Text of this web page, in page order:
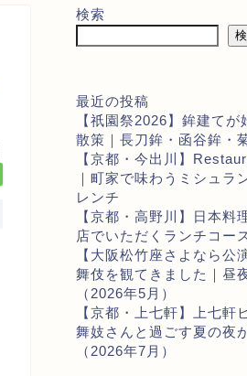
検索
最近の投稿
【祇園祭2026】鉾建て
散策｜長刀鉾・函谷鉾・
【京都・今出川】
｜町家で味わうミシュラ
レンチ
【京都・高野川】日本料
店でいただくランチコー
【大阪松竹座さよなら公
舞伎を観てきました｜昼
（2026年5月）
【京都・上七軒】上七軒
舞妓さんと過ごす夏の夜
（2026年7月）